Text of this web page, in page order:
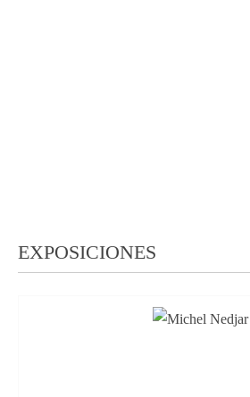
EXPOSICIONES